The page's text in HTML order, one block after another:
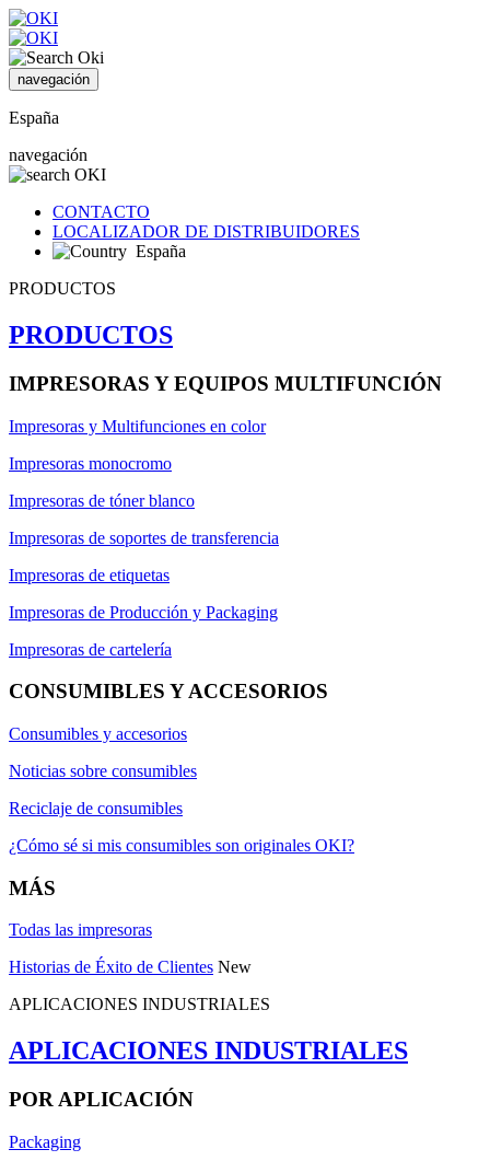
navegación
España
navegación
CONTACTO
LOCALIZADOR DE DISTRIBUIDORES
España
PRODUCTOS
PRODUCTOS
IMPRESORAS Y EQUIPOS MULTIFUNCIÓN
Impresoras y Multifunciones en color
Impresoras monocromo
Impresoras de tóner blanco
Impresoras de soportes de transferencia
Impresoras de etiquetas
Impresoras de Producción y Packaging
Impresoras de cartelería
CONSUMIBLES Y ACCESORIOS
Consumibles y accesorios
Noticias sobre consumibles
Reciclaje de consumibles
¿Cómo sé si mis consumibles son originales OKI?
MÁS
Todas las impresoras
Historias de Éxito de Clientes New
APLICACIONES INDUSTRIALES
APLICACIONES INDUSTRIALES
POR APLICACIÓN
Packaging